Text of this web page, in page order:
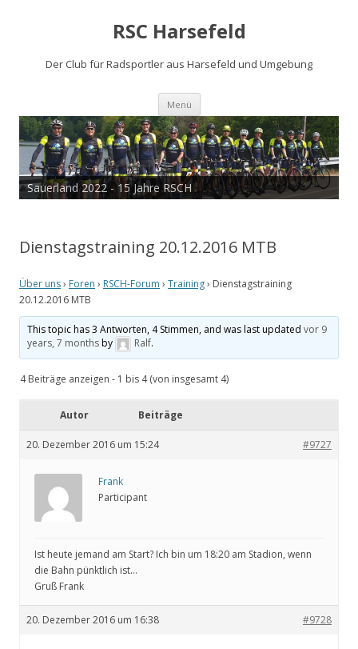
RSC Harsefeld
Der Club für Radsportler aus Harsefeld und Umgebung
Menü Zum
springen
Sauerland 2022 - 15 Jahre RSCH
Tour de Cux 2020
Dienstagstraining 20.12.2016 MTB
Über uns› Foren › RSCH-Forum › Training› Dienstagstraining
20.12.2016 MTB
This topic has 3 Antworten, 4 Stimmen, and was last updatedvor 9
years, 7 monthsby Ralf.
4 Beiträge anzeigen - 1 bis 4 (von insgesamt 4)
Autor Beiträge
20. Dezember 2016 um 15:24 #9727
Frank
Participant
Ist heute jemand am Start? Ich bin um 18:20 am Stadion, wenn
die Bahn pünktlich ist…
Gruß Frank
20. Dezember 2016 um 16:38 #9728